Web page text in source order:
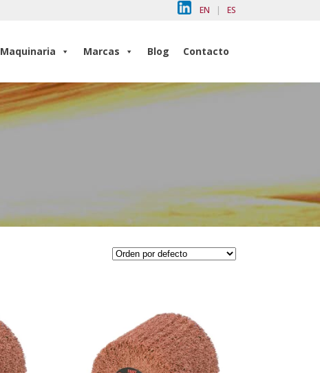
EN | ES
Maquinaria Marcas Blog Contacto